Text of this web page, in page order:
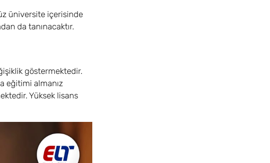
üniversite içerisinde
da tanınacaktır.
göstermektedir.
eğitimi almanız
Yüksek lisans